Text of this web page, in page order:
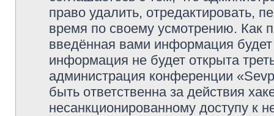
право удалить, отредактировать,
время по своему усмотрению. Как
введённая вами информация
информация не будет открыта
администрация конференции
быть ответственна за действия
несанкционированному доступу к